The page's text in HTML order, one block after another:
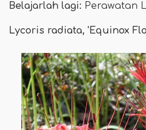
Belajarlah lagi: Perawatan
Lycoris radiata, 'Equinox